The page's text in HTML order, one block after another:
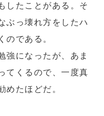
したことがある。そ
ぶっ壊れ方をしたハ
のである。
強になったが、あま
てくるので、一度真
めたほどだ。